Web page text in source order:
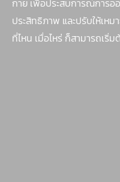
กาย เพื่อประสบการณ์การ
ประสิทธิภาพ และปรับให้เห
ที่ไหน เมื่อไหร่ ก็สามารถเ